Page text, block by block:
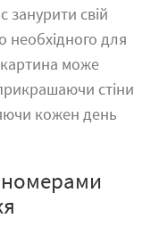
занурити свій
необхідного для
картина може
стіни
кожен день